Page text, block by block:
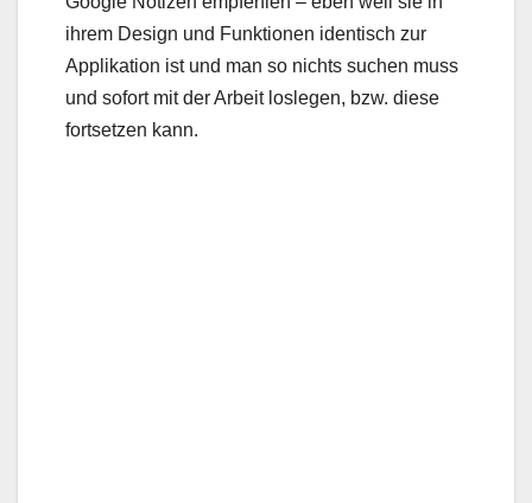
ihrem Design und Funktionen identisch zur
Applikation ist und man so nichts suchen muss
und sofort mit der Arbeit loslegen, bzw. diese
fortsetzen kann.